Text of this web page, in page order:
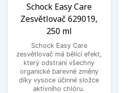
Schock Easy Care
Zesvětlovač 629019,
250 ml
Schock Easy Care
zesvětlovač má bělící efekt,
který odstraní všechny
organické barevné změny
díky vysoce účinné složce
aktivního chlóru.